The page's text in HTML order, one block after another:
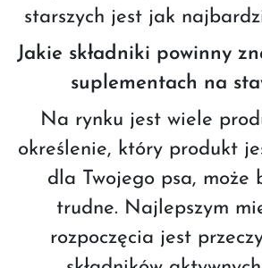
starszych jest jak
Jakie składniki powinny
suplementach na
Na rynku jest wiele
określenie, który produkt
dla Twojego psa, może
trudne. Najlepszym
rozpoczęcia jest